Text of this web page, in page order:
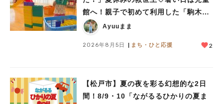
館へ！親子で初めて利用した「駒木台
児童館」レポート
Ayuuまま
2026年8月5日 まち・ひと応援 2
【松戸市】夏の夜を彩る幻想的な2日
間！8/9・10「ながるるひかりの夏ま